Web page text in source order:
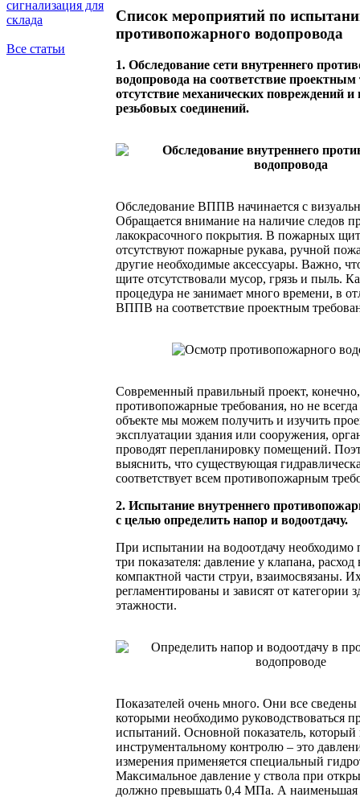
сигнализация для
склада
Все статьи
Список мероприятий по
противопожарного водопровода
1. Обследование сети внутреннего
водопровода на соответствие
отсутствие механических повреждений и
резьбовых соединений.
Обследование ВППВ начинается с
Обращается внимание на наличие следов
лакокрасочного покрытия. В пожарных
отсутствуют пожарные рукава, ручной
другие необходимые аксессуары. Важно,
щите отсутствовали мусор, грязь и пыль.
процедура не занимает много времени, в
ВППВ на соответствие проектным
Современный правильный проект,
противопожарные требования, но не
объекте мы можем получить и изучить
эксплуатации здания или сооружения,
проводят перепланировку помещений.
выяснить, что существующая
соответствует всем противопожарным
2. Испытание внутреннего
с целью определить напор и водоотдачу.
При испытании на водоотдачу необходимо
три показателя: давление у клапана,
компактной части струи, взаимосвязаны.
регламентированы и зависят от категории
этажности.
Показателей очень много. Они все
которыми необходимо руководствоваться
испытаний. Основной показатель, который
инструментальному контролю – это
измерения применяется специальный
Максимальное давление у ствола при
должно превышать 0,4 МПа. А наименьшая